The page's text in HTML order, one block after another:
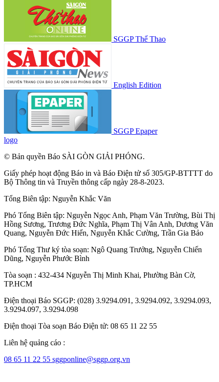
SGGP Thể Thao
English Edition
SGGP Epaper
logo
© Bản quyền Báo SÀI GÒN GIẢI PHÓNG.
Giấy phép hoạt động Báo in và Báo Điện tử số 305/GP-BTTTT do
Bộ Thông tin và Truyền thông cấp ngày 28-8-2023.
Tổng Biên tập: Nguyễn Khắc Văn
Phó Tổng Biên tập: Nguyễn Ngọc Anh, Phạm Văn Trường, Bùi Thị
Hồng Sương, Trương Đức Nghĩa, Phạm Thị Vân Anh, Dương Văn
Quang, Nguyễn Đức Hiển, Nguyễn Khắc Cường, Trần Gia Bảo
Phó Tổng Thư ký tòa soạn: Ngô Quang Trưởng, Nguyễn Chiến
Dũng, Nguyễn Phước Bình
Tòa soạn : 432-434 Nguyễn Thị Minh Khai, Phường Bàn Cờ,
TP.HCM
Điện thoại Báo SGGP: (028) 3.9294.091, 3.9294.092, 3.9294.093,
3.9294.097, 3.9294.098
Điện thoại Tòa soạn Báo Điện tử: 08 65 11 22 55
Liên hệ quảng cáo :
08 65 11 22 55 sggponline@sggp.org.vn